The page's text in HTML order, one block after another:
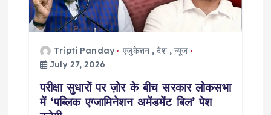
Tripti Panday एजुकेशन,देश,न्यूज
July 27, 2026
परीक्षा सुधारों पर ज़ोर के बीच सरकार लोकसभा
में ‘पब्लिक एग्जामिनेशन अमेंडमेंट बिल’ पेश